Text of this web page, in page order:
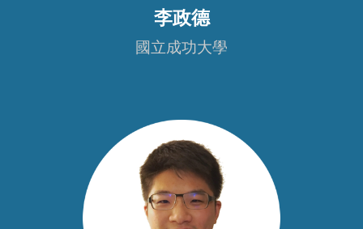
李政德
國立成功大學